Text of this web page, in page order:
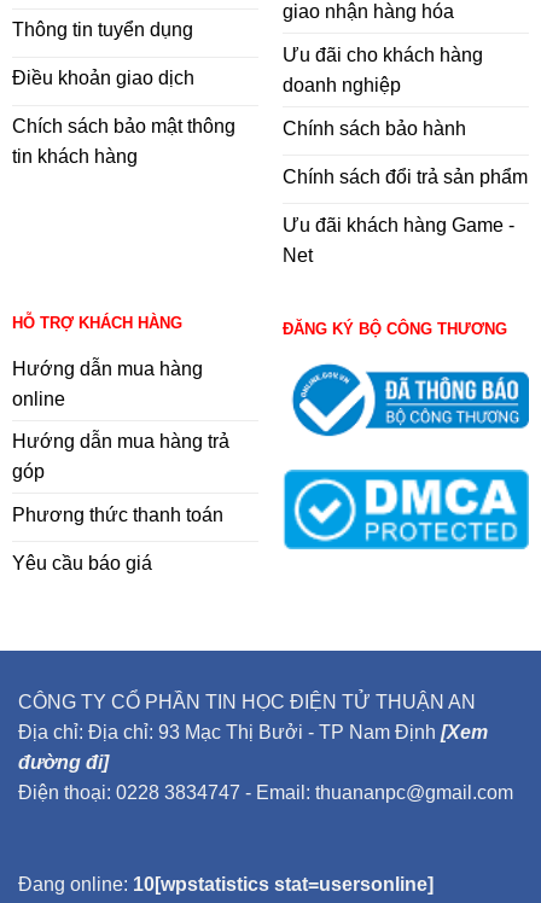
Thông tin tuyển dụng
Điều khoản giao dịch
Chích sách bảo mật thông
tin khách hàng
giao nhận hàng hóa
Ưu đãi cho khách hàng
doanh nghiệp
Chính sách bảo hành
Chính sách đổi trả sản phẩm
Ưu đãi khách hàng Game -
Net
HỖ TRỢ KHÁCH HÀNG
Hướng dẫn mua hàng
online
Hướng dẫn mua hàng trả
góp
Phương thức thanh toán
Yêu cầu báo giá
ĐĂNG KÝ BỘ CÔNG THƯƠNG
CÔNG TY CỔ PHẦN TIN HỌC ĐIỆN TỬ THUẬN AN
Địa chỉ: Địa chỉ: 93 Mạc Thị Bưởi - TP Nam Định [Xem
đường đi]
Điện thoại: 0228 3834747 - Email: thuananpc@gmail.com
Đang online: 10[wpstatistics stat=usersonline]